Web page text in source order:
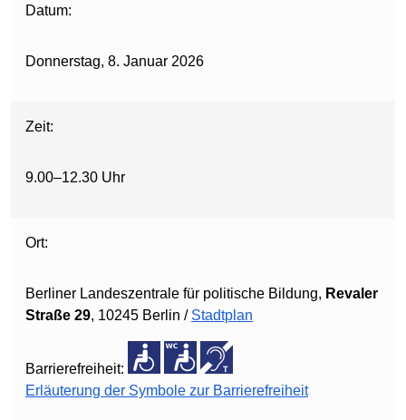
Datum:
Donnerstag, 8. Januar 2026
Zeit:
9.00–12.30 Uhr
Ort:
Berliner Landeszentrale für politische Bildung, Revaler
Straße 29, 10245 Berlin / Stadtplan
Barrierefreiheit:
Erläuterung der Symbole zur Barrierefreiheit